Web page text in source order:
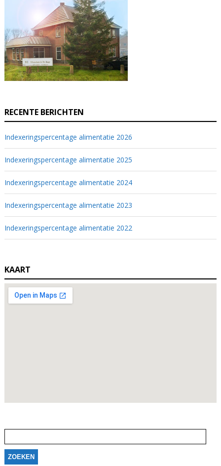
RECENTE BERICHTEN
Indexeringspercentage alimentatie 2026
Indexeringspercentage alimentatie 2025
Indexeringspercentage alimentatie 2024
Indexeringspercentage alimentatie 2023
Indexeringspercentage alimentatie 2022
KAART
naar: